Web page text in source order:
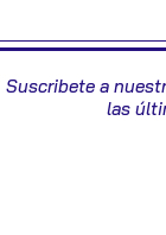
Suscribete a
las